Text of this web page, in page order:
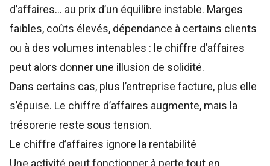
d’affaires… au prix d’un équilibre instable. Marges
faibles, coûts élevés, dépendance à certains clients
ou à des volumes intenables : le chiffre d’affaires
peut alors donner une illusion de solidité.
Dans certains cas, plus l’entreprise facture, plus elle
s’épuise. Le chiffre d’affaires augmente, mais la
trésorerie reste sous tension.
Le chiffre d’affaires ignore la rentabilité
Une activité peut fonctionner à perte tout en